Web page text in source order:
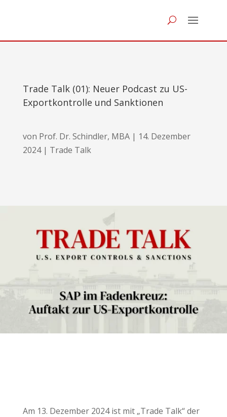
Trade Talk (01): Neuer Podcast zu US-
Exportkontrolle und Sanktionen
von Prof. Dr. Schindler, MBA| 14. Dezember
2024| Trade Talk
Am 13. Dezember 2024 ist mit „Trade Talk“ der